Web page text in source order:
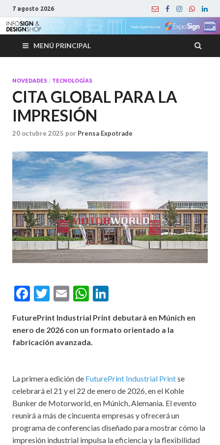
7 agosto 2026
MENÚ PRINCIPAL
NOVEDADES / TECNOLOGÍAS
CITA GLOBAL PARA LA
IMPRESIÓN
20 octubre 2025 por Prensa Expotrade
F
e
b
o
k
T
itt
er
E
ai
l
W
at
s
p
p
ke
FuturePrint Industrial Print debutará en Múnich en
enero de 2026 con un formato orientado a la
fabricación avanzada.
La primera edición de FuturePrint Industrial Printse
celebrará el 21 y el 22 de enero de 2026, en el Kohle
Bunker de Motorworld, en Múnich, Alemania. El evento
reunirá a más de cincuenta empresas y ofrecerá un
programa de conferencias diseñado para mostrar cómo la
impresión industrial impulsa la eficiencia y la flexibilidad